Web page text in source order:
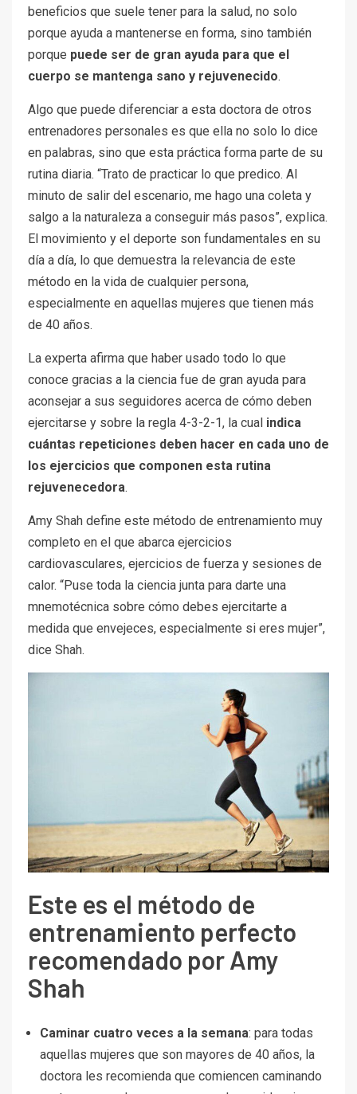
beneficios que suele tener para la salud, no solo
porque ayuda a mantenerse en forma, sino también
porque puede ser de gran ayuda para que el
cuerpo se mantenga sano y rejuvenecido.
Algo que puede diferenciar a esta doctora de otros
entrenadores personales es que ella no solo lo dice
en palabras, sino que esta práctica forma parte de su
rutina diaria. “Trato de practicar lo que predico. Al
minuto de salir del escenario, me hago una coleta y
salgo a la naturaleza a conseguir más pasos”, explica.
El movimiento y el deporte son fundamentales en su
día a día, lo que demuestra la relevancia de este
método en la vida de cualquier persona,
especialmente en aquellas mujeres que tienen más
de 40 años.
La experta afirma que haber usado todo lo que
conoce gracias a la ciencia fue de gran ayuda para
aconsejar a sus seguidores acerca de cómo deben
ejercitarse y sobre la regla 4-3-2-1, la cual indica
cuántas repeticiones deben hacer en cada uno de
los ejercicios que componen esta rutina
rejuvenecedora.
Amy Shah define este método de entrenamiento muy
completo en el que abarca ejercicios
cardiovasculares, ejercicios de fuerza y sesiones de
calor. “Puse toda la ciencia junta para darte una
mnemotécnica sobre cómo debes ejercitarte a
medida que envejeces, especialmente si eres mujer”,
dice Shah.
Este es el método de
entrenamiento perfecto
recomendado por Amy
Shah
Caminar cuatro veces a la semana: para todas
aquellas mujeres que son mayores de 40 años, la
doctora les recomienda que comiencen caminando